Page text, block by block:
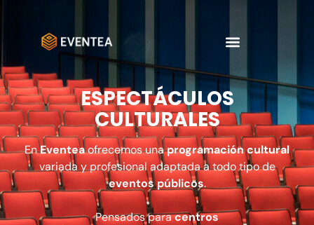
ESPECTÁCULOS
CULTURALES
EnEventeaofrecemos unaprogramación cultural
variada y profesional adaptada a todo tipo de
eventos públicos.
Pensados paracentros